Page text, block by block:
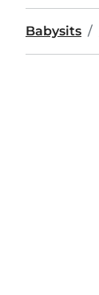
Babysits